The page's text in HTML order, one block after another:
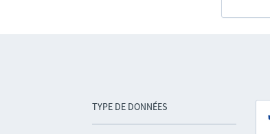
TYPE DE DONNÉES